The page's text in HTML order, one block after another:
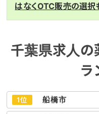
はなくOTC販売の選択
千葉県求人の
ラ
1位 船橋市